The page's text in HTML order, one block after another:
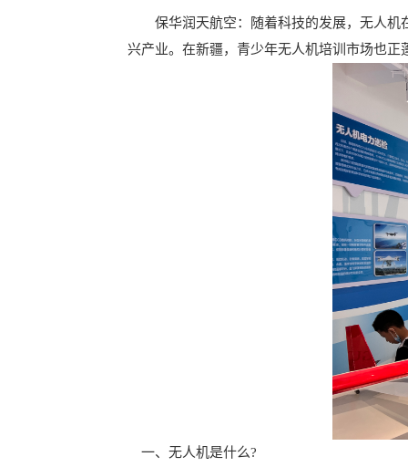
保华润天航空：随着科技的发展，无人机
兴产业。在新疆，青少年无人机培训市场也
一、无人机是什么?